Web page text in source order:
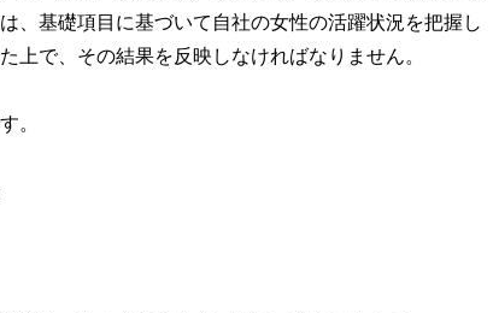
、基礎項目に基づいて自社の女性の活躍状況を把握し
上で、その結果を反映しなければなりません。
。